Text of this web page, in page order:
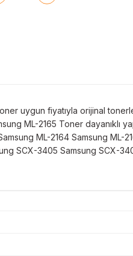
uygun fiyatıyla orijinal
ML-2165 Toner dayanıklı
ML-2164 Samsung ML-
SCX-3405 Samsung SCX-